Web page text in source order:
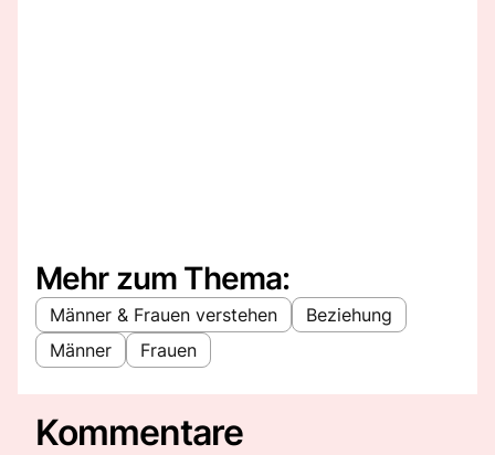
Mehr zum Thema:
Männer & Frauen verstehen
Beziehung
Männer
Frauen
Kommentare